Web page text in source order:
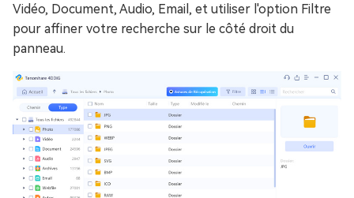
Vidéo, Document, Audio, Email, et utiliser l'option Filtre
pour affiner votre recherche sur le côté droit du
panneau.